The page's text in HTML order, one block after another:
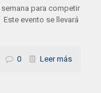
para competir
Este evento se llevará
0 Leer más